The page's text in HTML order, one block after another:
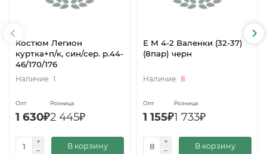
Костюм Легион
куртка+п/к, син/сер. р.44-
46/170/176
1
Опт
1 630₽
Розница
2 445₽
В корзину
Е М 4-2 Валенки (32-37)
(8пар) черн
8
Опт
1 155₽
Розница
1 733₽
В корзину